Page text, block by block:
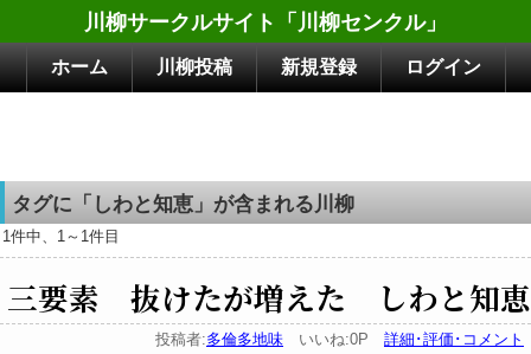
川柳サークルサイト「川柳センクル」
ホーム 川柳投稿 新規登録 ログイン
タグに「しわと知恵」が含まれる川柳
1件中、1～1件目
三要素 抜けたが増えた しわと知恵
投稿者:多倫多地味 いいね:0P 詳細･評価･コメント